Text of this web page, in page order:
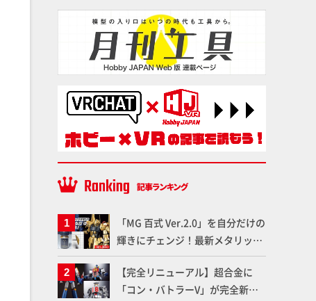
「MG 百式 Ver.2.0」を自分だけの
輝きにチェンジ！最新メタリック
塗料を使ってより金属感を増した
仕上がりに!!【試し読み】
【完全リニューアル】超合金に
「コン・バトラーV」が完全新規